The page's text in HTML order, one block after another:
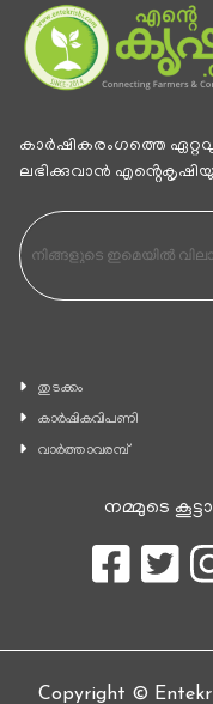
കാര്‍ഷികരംഗത്തെ
ലഭിക്കുവാന്‍
തുടക്കം
കാ‍ർഷികവിപണി
വാര്‍ത്താവരമ്പ്
നമ്മുടെ
Copyright ©